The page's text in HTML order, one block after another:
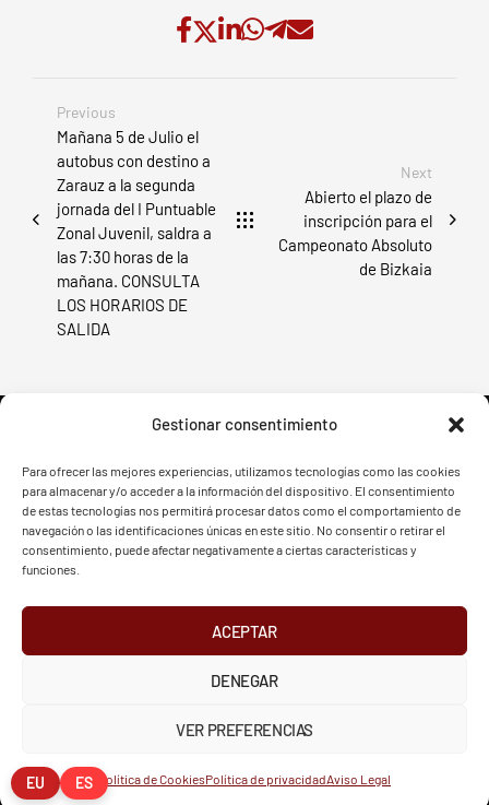
Gestionar consentimiento
Para ofrecer las mejores experiencias, utilizamos tecnologías como las cookies
para almacenar y/o acceder a la información del dispositivo. El consentimiento
de estas tecnologías nos permitirá procesar datos como el comportamiento de
navegación o las identificaciones únicas en este sitio. No consentir o retirar el
consentimiento, puede afectar negativamente a ciertas características y
funciones.
ACEPTAR
DENEGAR
VER PREFERENCIAS
Política de CookiesPolítica de privacidadAviso Legal
Previous
Mañana 5 de Julio el
autobus con destino a
Zarauz a la segunda
jornada del I Puntuable
Zonal Juvenil, saldra a
las 7:30 horas de la
mañana. CONSULTA
LOS HORARIOS DE
SALIDA
Next
Abierto el plazo de
inscripción para el
Campeonato Absoluto
de Bizkaia
FVG - BGF FVG - BGF
Política de Privacidad Aviso Legal
EU ES